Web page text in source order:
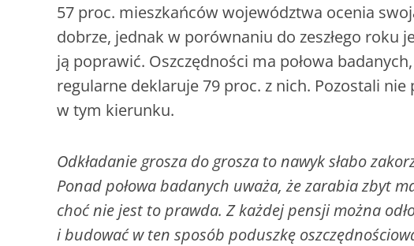
57 proc. mieszkańców województwa ocenia
dobrze, jednak w porównaniu do zeszłego roku
ją poprawić. Oszczędności ma połowa
regularne deklaruje 79 proc. z nich. Pozostali nie
w tym kierunku.
Odkładanie grosza do grosza to nawyk słabo
Ponad połowa badanych uważa, że zarabia zbyt
choć nie jest to prawda. Z każdej pensji można
i budować w ten sposób poduszkę